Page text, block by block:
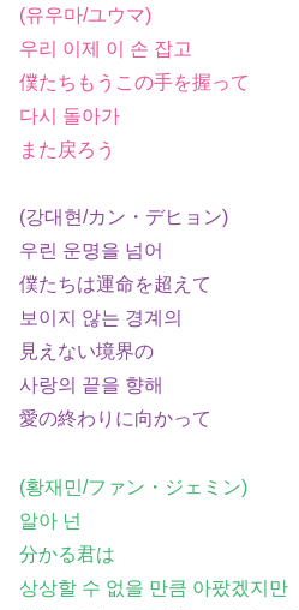
(유우마/ユウマ)
우리 이제 이 손 잡고
僕たちもうこの手を握って
다시 돌아가
また戻ろう
(강대현/カン・デヒョン)
우린 운명을 넘어
僕たちは運命を超えて
보이지 않는 경계의
見えない境界の
사랑의 끝을 향해
愛の終わりに向かって
(황재민/ファン・ジェミン)
알아 넌
分かる君は
상상할 수 없을 만큼 아팠겠지만